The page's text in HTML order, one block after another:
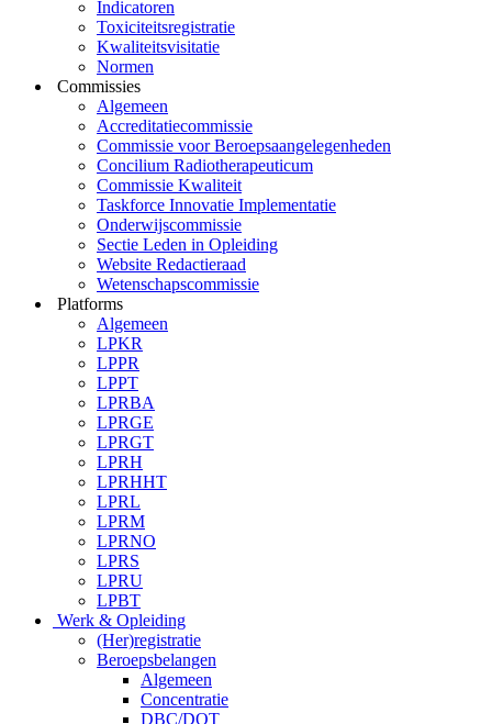
Indicatoren
Toxiciteitsregistratie
Kwaliteitsvisitatie
Normen
Commissies
Algemeen
Accreditatiecommissie
Commissie voor Beroepsaangelegenheden
Concilium Radiotherapeuticum
Commissie Kwaliteit
Taskforce Innovatie Implementatie
Onderwijscommissie
Sectie Leden in Opleiding
Website Redactieraad
Wetenschapscommissie
Platforms
Algemeen
LPKR
LPPR
LPPT
LPRBA
LPRGE
LPRGT
LPRH
LPRHHT
LPRL
LPRM
LPRNO
LPRS
LPRU
LPBT
Werk & Opleiding
(Her)registratie
Beroepsbelangen
Algemeen
Concentratie
DBC/DOT